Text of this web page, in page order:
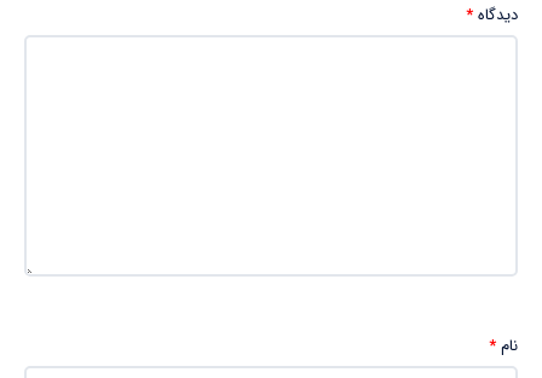
دیدگاه*
نام*